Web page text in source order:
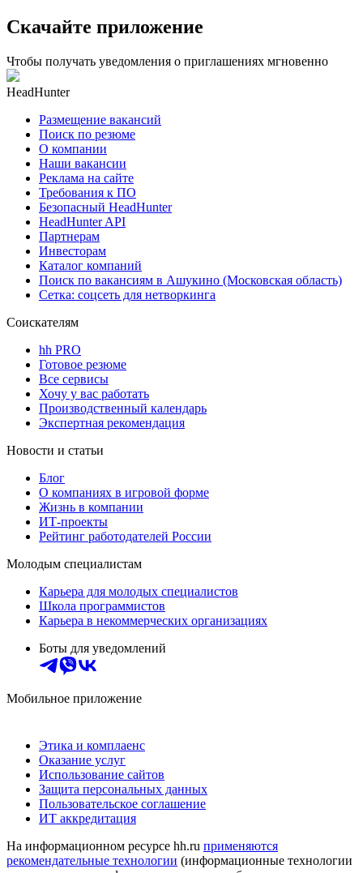
Скачайте приложение
Чтобы получать уведомления о приглашениях мгновенно
HeadHunter
Размещение вакансий
Поиск по резюме
О компании
Наши вакансии
Реклама на сайте
Требования к ПО
Безопасный HeadHunter
HeadHunter API
Партнерам
Инвесторам
Каталог компаний
Поиск по вакансиям в Ашукино (Московская область)
Сетка: соцсеть для нетворкинга
Соискателям
hh PRO
Готовое резюме
Все сервисы
Хочу у вас работать
Производственный календарь
Экспертная рекомендация
Новости и статьи
Блог
О компаниях в игровой форме
Жизнь в компании
ИТ-проекты
Рейтинг работодателей России
Молодым специалистам
Карьера для молодых специалистов
Школа программистов
Карьера в некоммерческих организациях
Боты для уведомлений
Мобильное приложение
Этика и комплаенс
Оказание услуг
Использование сайтов
Защита персональных данных
Пользовательское соглашение
ИТ аккредитация
На информационном ресурсе hh.ru применяются
рекомендательные технологии (информационные технологии